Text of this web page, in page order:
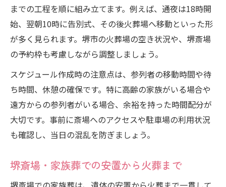
までの工程を順に組み立てます。例えば、通夜は18時開
始、翌朝10時に告別式、その後火葬場へ移動といった形
が多く見られます。堺市の火葬場の空き状況や、堺斎場
の予約枠も考慮しながら調整しましょう。
スケジュール作成時の注意点は、参列者の移動時間や待
ち時間、休憩の確保です。特に高齢の家族がいる場合や
遠方からの参列者がいる場合、余裕を持った時間配分が
大切です。事前に斎場へのアクセスや駐車場の利用状況
も確認し、当日の混乱を防ぎましょう。
堺斎場・家族葬での安置から火葬まで